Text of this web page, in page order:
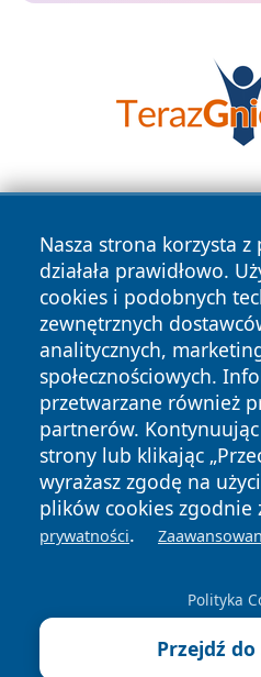
Nasza strona korzysta
działała prawidłowo.
cookies i podobnych
zewnętrznych
analitycznych,
społecznościowych.
przetwarzane również
partnerów.
strony lub klikając
wyrażasz zgodę na
plików cookies zgodnie
prywatności.
Polityka
Przejdź
Copyright © 2026 wrotazabrza.pl
zastrzeżone.
News Autorzy
Polityka